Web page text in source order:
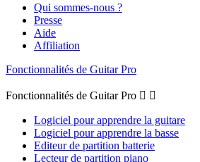
Qui sommes-nous ?
Presse
Aide
Affiliation
Fonctionnalités de Guitar Pro
Fonctionnalités de Guitar Pro  
Logiciel pour apprendre la guitare
Logiciel pour apprendre la basse
Editeur de partition batterie
Lecteur de partition piano